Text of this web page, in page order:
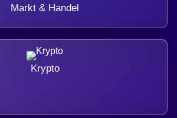
Markt & Handel
Krypto